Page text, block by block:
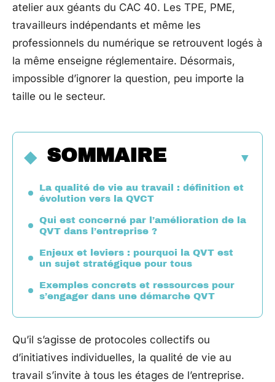
atelier aux géants du CAC 40. Les TPE, PME,
travailleurs indépendants et même les
professionnels du numérique se retrouvent logés à
la même enseigne réglementaire. Désormais,
impossible d’ignorer la question, peu importe la
taille ou le secteur.
SOMMAIRE
La qualité de vie au travail : définition et
évolution vers la QVCT
Qui est concerné par l’amélioration de la
QVT dans l’entreprise ?
Enjeux et leviers : pourquoi la QVT est
un sujet stratégique pour tous
Exemples concrets et ressources pour
s’engager dans une démarche QVT
Qu’il s’agisse de protocoles collectifs ou
d’initiatives individuelles, la qualité de vie au
travail s’invite à tous les étages de l’entreprise.